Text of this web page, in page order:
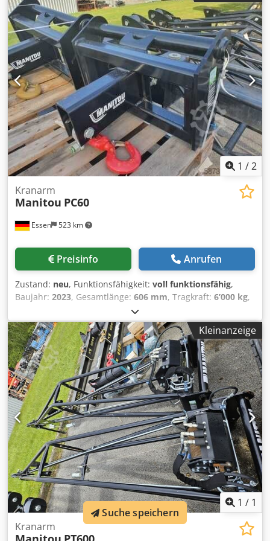
1 /2
Essen 523 km
Kranarm
Manitou PC60
Preisinfo Anrufen
Zustand: neu, Funktionsfähigkeit: voll funktionsfähig,
Baujahr: 2023, Gesamtlänge: 606 mm, Tragkraft: 6’000 kg,
, Kranarm Dcedpfx Aljwmtzusijk
Zustand: Neugerät Zustand Technisch: Neu Beschreibung:
12 Monate Garantie
Kleinanzeige
1 / 1
Kranarm
Suche speichern